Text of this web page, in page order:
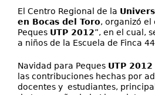
El Centro Regional de la
en Bocas del Toro, organizó el
Peques UTP 2012”, en el cual,
a niños de la Escuela de Finca
Navidad para Peques UTP 2012
las contribuciones hechas por
docentes y estudiantes,